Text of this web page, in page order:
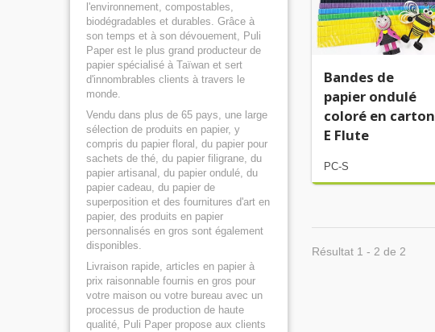
l'environnement, compostables,
biodégradables et durables. Grâce à
son temps et à son dévouement, Puli
Paper est le plus grand producteur de
papier spécialisé à Taïwan et sert
d'innombrables clients à travers le
monde.
Vendu dans plus de 65 pays, une large
sélection de produits en papier, y
compris du papier floral, du papier pour
sachets de thé, du papier filigrane, du
papier artisanal, du papier ondulé, du
papier cadeau, du papier de
superposition et des fournitures d'art en
papier, des produits en papier
personnalisés en gros sont également
disponibles.
Livraison rapide, articles en papier à
prix raisonnable fournis en gros pour
votre maison ou votre bureau avec un
processus de production de haute
qualité, Puli Paper propose aux clients
Bandes de
papier ondulé
coloré en carton
E Flute
PC-S
Résultat 1 - 2 de 2